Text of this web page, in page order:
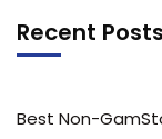
Recent Posts
Best Non-